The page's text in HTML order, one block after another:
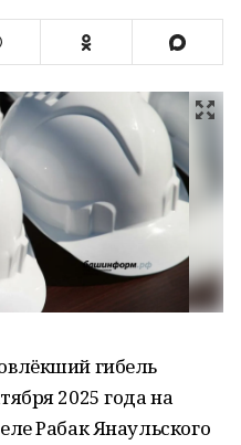
гибель
2025 года на
Рабак Янаульского